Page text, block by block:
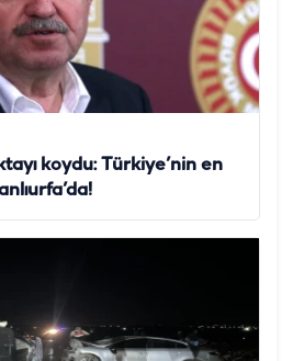
koydu: Türkiye’nin en